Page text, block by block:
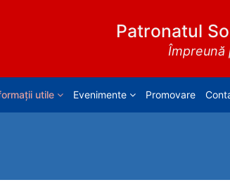
Patronatul
utile Evenimente Promovare